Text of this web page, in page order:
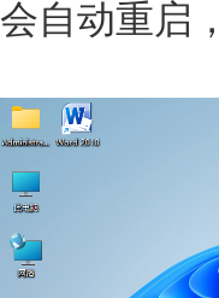
会自动重启